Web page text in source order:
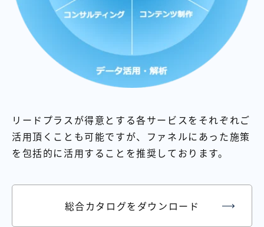
リードプラスが得意とする各サービスをそれぞれご
活用頂くことも可能ですが、ファネルにあった施策
を包括的に活用することを推奨しております。
総合カタログをダウンロード